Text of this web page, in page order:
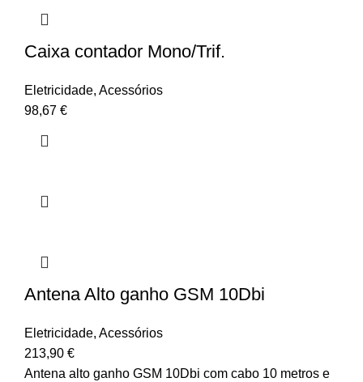
Caixa contador Mono/Trif.
Eletricidade, Acessórios
98,67 €
Antena Alto ganho GSM 10Dbi
Eletricidade, Acessórios
213,90 €
Antena alto ganho GSM 10Dbi com cabo 10 metros e